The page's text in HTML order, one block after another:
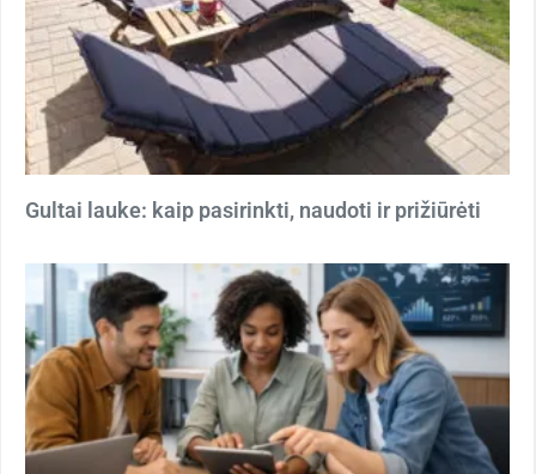
Gultai lauke: kaip pasirinkti, naudoti ir prižiūrėti